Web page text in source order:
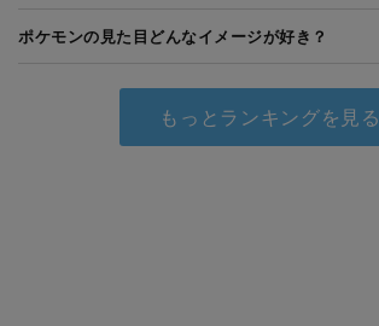
ポケモンの見た目どんなイメージが好き？
もっとランキングを見る